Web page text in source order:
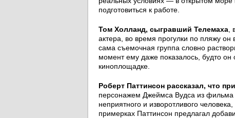
подготовиться к работе.
Том Холланд, сыгравший Телемаха
актера, во время прогулки по пляжу он
сама съемочная группа словно
момент ему даже показалось, будто он
киноплощадке.
Роберт Паттинсон рассказал, что
персонажем Джеймса Вудса из фильма
неприятного и изворотливого
примерках Паттинсон предлагал